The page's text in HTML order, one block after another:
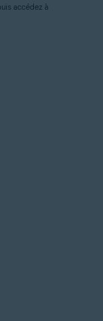
accédez à